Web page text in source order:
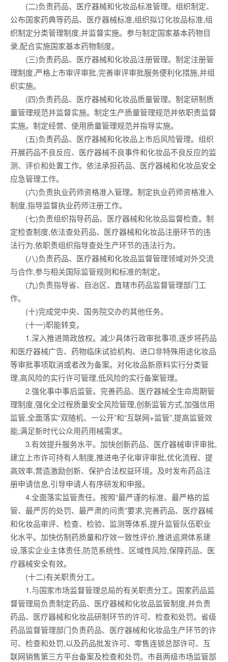
(二)负责药品、医疗器械和化妆品标准管理。组织制定、
公布国家药典等药品、医疗器械标准,组织拟订化妆品标准,组
织制定分类管理制度,并监督实施。参与制定国家基本药物目
录,配合实施国家基本药物制度。
(三)负责药品、医疗器械和化妆品注册管理。制定注册管
理制度,严格上市审评审批,完善审评审批服务便利化措施,并组
织实施。
(四)负责药品、医疗器械和化妆品质量管理。制定研制质
量管理规范并监督实施。制定生产质量管理规范并依职责监督
实施。制定经营、使用质量管理规范并指导实施。
(五)负责药品、医疗器械和化妆品上市后风险管理。组织
开展药品不良反应、医疗器械不良事件和化妆品不良反应的监
测、评价和处置工作。依法承担药品、医疗器械和化妆品安全
应急管理工作。
(六)负责执业药师资格准入管理。制定执业药师资格准入
制度,指导监督执业药师注册工作。
(七)负责组织指导药品、医疗器械和化妆品监督检查。制
定检查制度,依法查处药品、医疗器械和化妆品注册环节的违
法行为,依职责组织指导查处生产环节的违法行为。
(八)负责药品、医疗器械和化妆品监督管理领域对外交流
与合作,参与相关国际监管规则和标准的制定。
(九)负责指导省、自治区、直辖市药品监督管理部门工
作。
(十)完成党中央、国务院交办的其他任务。
(十一)职能转变。
1.深入推进简政放权。减少具体行政审批事项,逐步将药品
和医疗器械广告、药物临床试验机构、进口非特殊用途化妆品
等审批事项取消或者改为备案。对化妆品新原料实行分类管
理,高风险的实行许可管理,低风险的实行备案管理。
2.强化事中事后监管。完善药品、医疗器械全生命周期管
理制度,强化全过程质量安全风险管理,创新监管方式,加强信用
监管,全面落实“双随机、一公开”和“互联网+监管”,提高监管效
能,满足新时代公众用药用械需求。
3.有效提升服务水平。加快创新药品、医疗器械审评审批,
建立上市许可持有人制度,推进电子化审评审批,优化流程、提
高效率,营造激励创新、保护合法权益环境。及时发布药品注
册申请信息,引导申请人有序研发和申报。
4.全面落实监管责任。按照“最严谨的标准、最严格的监
管、最严厉的处罚、最严肃的问责”要求,完善药品、医疗器械
和化妆品审评、检查、检验、监测等体系,提升监管队伍职业
化水平。加快仿制药质量和疗效一致性评价,推进追溯体系建
设,落实企业主体责任,防范系统性、区域性风险,保障药品、医
疗器械安全有效。
(十二)有关职责分工。
1.与国家市场监督管理总局的有关职责分工。国家药品监
督管理局负责制定药品、医疗器械和化妆品监管制度,并负责
药品、医疗器械和化妆品研制环节的许可、检查和处罚。省级
药品监督管理部门负责药品、医疗器械和化妆品生产环节的许
可、检查和处罚,以及药品批发许可、零售连锁总部许可、互
联网销售第三方平台备案及检查和处罚。市县两级市场监管部